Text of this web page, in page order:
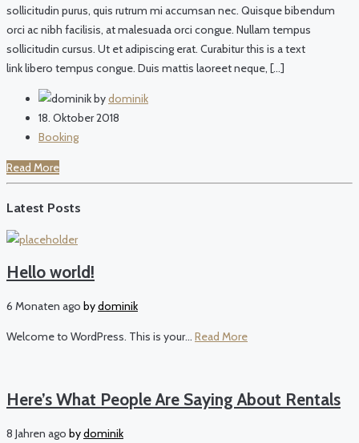
sollicitudin purus, quis rutrum mi accumsan nec. Quisque bibendum
orci ac nibh facilisis, at malesuada orci congue. Nullam tempus
sollicitudin cursus. Ut et adipiscing erat. Curabitur this is a text
link libero tempus congue. Duis mattis laoreet neque, […]
bydominik
18. Oktober 2018
Booking
Read More
Latest Posts
Hello world!
6 Monaten ago bydominik
Welcome to WordPress. This is your... Read More
Here’s What People Are Saying About Rentals
8 Jahren ago bydominik